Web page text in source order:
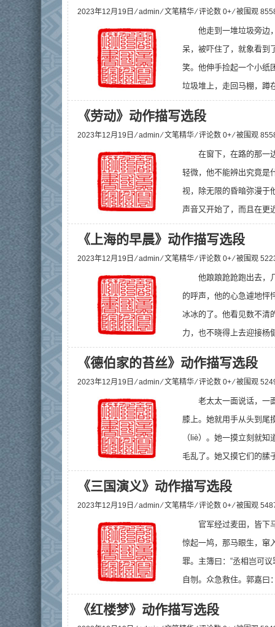
2023年12月19日 ⁄admin⁄文笔精华⁄ 评论数 0+ ⁄ 被围观
他走到一堆垃圾旁边
呆，被吓住了，就象看到
笑。他伸手捡起一个小
垃圾堆上，走回马棚，蹲
《劳动》动作描写选段
2023年12月19日 ⁄admin⁄文笔精华⁄ 评论数 0+ ⁄ 被围观
在窗下，在路的那一
轻微，他不能辨出究竟是
视，除无限的昏暗弥漫于
声音又开始了，而且在更
《上海的早晨》动作描写选段
2023年12月19日 ⁄admin⁄文笔精华⁄ 评论数 0+ ⁄ 被围观
他踉踉跄跄跑出去，
的呼声，他的心急遽地怦
冰冰的了。他看见数不清
力，也不晓得上去迎接杨
《德伯家的苔丝》动作描写选段
2023年12月19日 ⁄admin⁄文笔精华⁄ 评论数 0+ ⁄ 被围观
老太太一面说话，一
膝上。她就用手从头到尾
（liè）。她一摸立刻就
毛乱了。她又摸它们的膆
《三国演义》动作描写选段
2023年12月19日 ⁄admin⁄文笔精华⁄ 评论数 0+ ⁄ 被围观
官军经过麦田，皆下
惊起一鸠，那马眼生，窜
罪。主簿曰：“丞相岂可
自刎。众急救住。郭嘉曰
《红楼梦》动作描写选段